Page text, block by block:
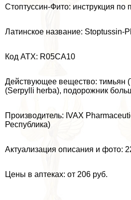
Стоптуссин-Фито: инструкция
Латинское название: Stoptussin-
Код ATX: R05CA10
Действующее вещество: тимьян
(Serpylli herba), подорожник
Производитель: IVAX
Республика)
Актуализация описания и фото:
Цены в аптеках: от 206 руб.